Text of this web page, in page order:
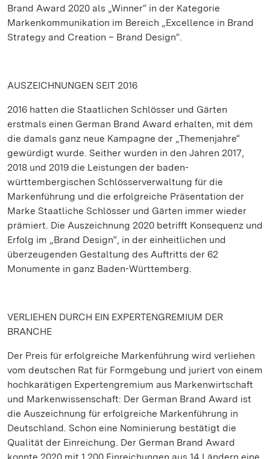
Brand Award 2020 als „Winner“ in der Kategorie
Markenkommunikation im Bereich „Excellence in Brand
Strategy and Creation – Brand Design“.
AUSZEICHNUNGEN SEIT 2016
2016 hatten die Staatlichen Schlösser und Gärten
erstmals einen German Brand Award erhalten, mit dem
die damals ganz neue Kampagne der „Themenjahre“
gewürdigt wurde. Seither wurden in den Jahren 2017,
2018 und 2019 die Leistungen der baden-
württembergischen Schlösserverwaltung für die
Markenführung und die erfolgreiche Präsentation der
Marke Staatliche Schlösser und Gärten immer wieder
prämiert. Die Auszeichnung 2020 betrifft Konsequenz und
Erfolg im „Brand Design“, in der einheitlichen und
überzeugenden Gestaltung des Auftritts der 62
Monumente in ganz Baden-Württemberg.
VERLIEHEN DURCH EIN EXPERTENGREMIUM DER
BRANCHE
Der Preis für erfolgreiche Markenführung wird verliehen
vom deutschen Rat für Formgebung und juriert von einem
hochkarätigen Expertengremium aus Markenwirtschaft
und Markenwissenschaft: Der German Brand Award ist
die Auszeichnung für erfolgreiche Markenführung in
Deutschland. Schon eine Nominierung bestätigt die
Qualität der Einreichung. Der German Brand Award